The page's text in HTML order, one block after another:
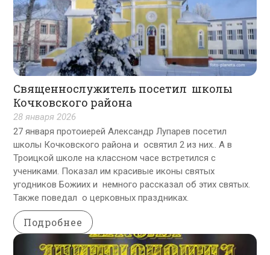
Священнослужитель посетил школы
Кочковского района
28 января 2026
27 января протоиерей Александр Лупарев посетил
школы Кочковского района и освятил 2 из них.. А в
Троицкой школе на классном часе встретился с
учениками. Показал им красивые иконы святых
угодников Божиих и немного рассказал об этих святых.
Также поведал о церковных праздниках.
Подробнее